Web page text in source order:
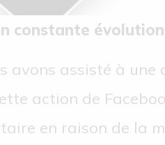
constante évolution
avons assisté à
action de
en raison de la